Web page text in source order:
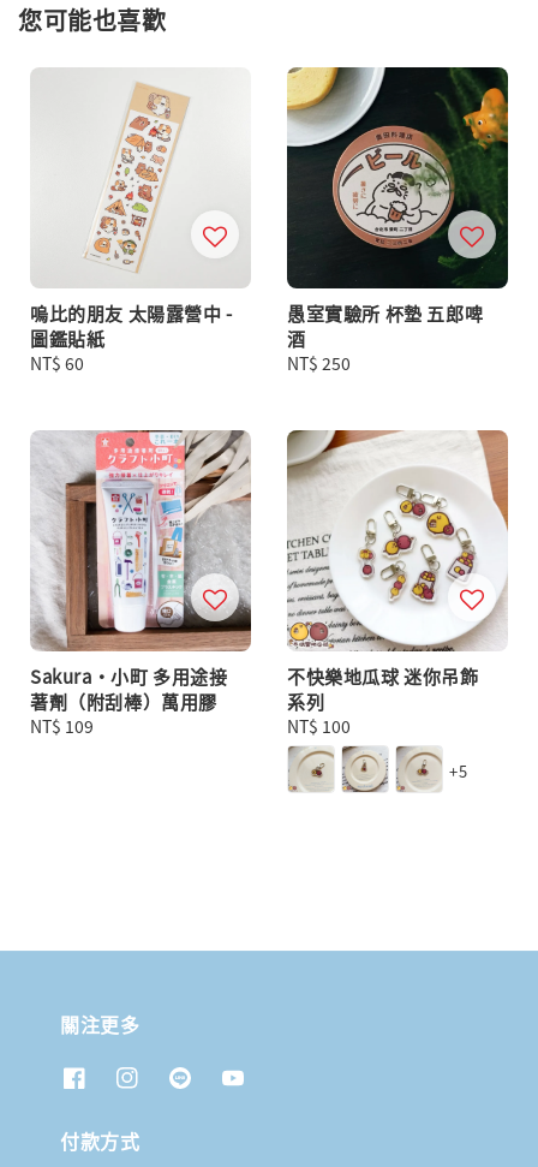
您可能也喜歡
嗚比的朋友 太陽露營中 -
圖鑑貼紙
Regular
NT$ 60
愚室實驗所 杯墊 五郎啤
酒
Regular
NT$ 250
Sakura・小町 多用途接
著劑（附刮棒）萬用膠
Regular
NT$ 109
不快樂地瓜球 迷你吊飾
系列
Regular
price
NT$ 100
+5
關注更多
付款方式